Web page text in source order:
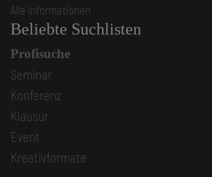
Alle Informationen
Beliebte Suchlisten
Profisuche
Seminar
Konferenz
Klausur
Event
Kreativformate